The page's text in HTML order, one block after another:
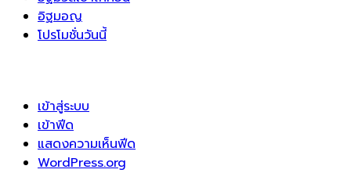
อิฐมอญ
โปรโมชั่นวันนี้
เข้าสู่ระบบ
เข้าฟีด
แสดงความเห็นฟีด
WordPress.org